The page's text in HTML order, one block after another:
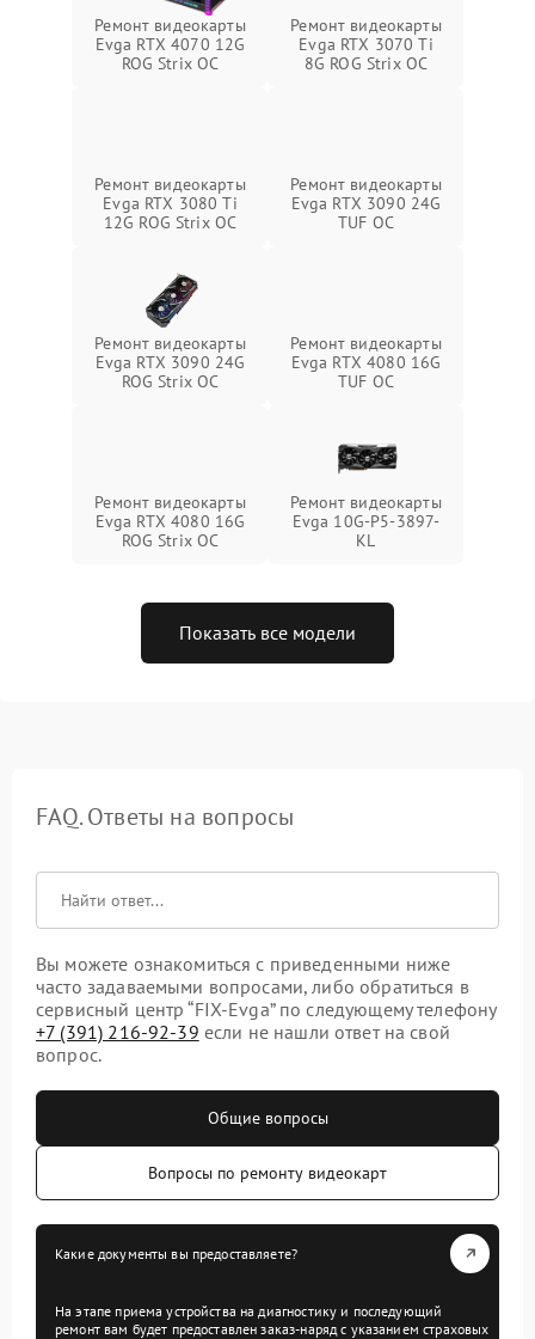
Ремонт видеокарты
Evga RTX 4070 12G
ROG Strix OC
Ремонт видеокарты
Evga RTX 3070 Ti
8G ROG Strix OC
Ремонт видеокарты
Evga RTX 3080 Ti
12G ROG Strix OC
Ремонт видеокарты
Evga RTX 3090 24G
TUF OC
Ремонт видеокарты
Evga RTX 3090 24G
ROG Strix OC
Ремонт видеокарты
Evga RTX 4080 16G
TUF OC
Ремонт видеокарты
Evga RTX 4080 16G
ROG Strix OC
Ремонт видеокарты
Evga 10G-P5-3897-
KL
Показать все модели
FAQ. Ответы на вопросы
Вы можете ознакомиться с приведенными ниже
часто задаваемыми вопросами, либо обратиться в
сервисный центр “FIX-Evga” по следующему телефону
+7 (391) 216-92-39 если не нашли ответ на свой
вопрос.
Общие вопросы
Вопросы по ремонту видеокарт
Какие документы вы предоставляете?
На этапе приема устройства на диагностику и последующий
ремонт вам будет предоставлен заказ-наряд с указанием страховых